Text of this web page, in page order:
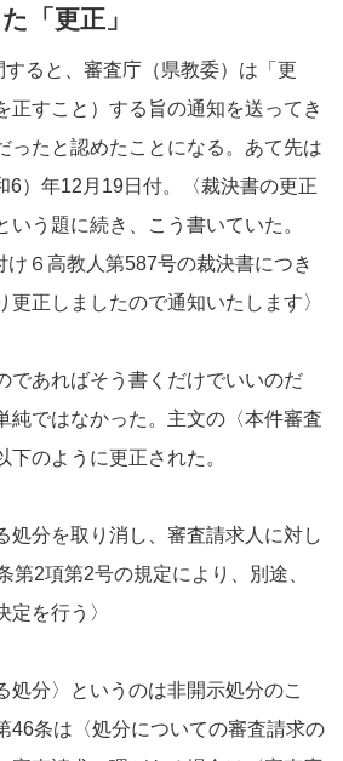
「更正」
ると、審査庁（県教委）は「更
正すこと）する旨の通知を送ってき
ったと認めたことになる。あて先は
6）年12月19日付。〈裁決書の更正
いう題に続き、こう書いていた。
け６高教人第587号の裁決書につき
更正しましたので通知いたします〉
であればそう書くだけでいいのだ
純ではなかった。主文の〈本件審査
のように更正された。
処分を取り消し、審査請求人に対し
第2項第2号の規定により、別途、
定を行う〉
処分〉というのは非開示処分のこ
46条は〈処分についての審査請求の